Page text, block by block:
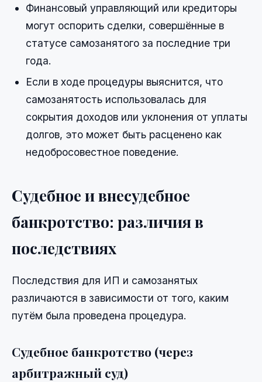
Финансовый управляющий или кредиторы
могут оспорить сделки, совершённые в
статусе самозанятого за последние три
года.
Если в ходе процедуры выяснится, что
самозанятость использовалась для
сокрытия доходов или уклонения от уплаты
долгов, это может быть расценено как
недобросовестное поведение.
Судебное и внесудебное
банкротство: различия в
последствиях
Последствия для ИП и самозанятых
различаются в зависимости от того, каким
путём была проведена процедура.
Судебное банкротство (через
арбитражный суд)